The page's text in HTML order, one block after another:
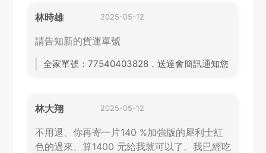
林時雄 2025-05-12
請告知新的貨運單號
全家單號：77540403828，送達會簡訊通知您
林大翔 2025-05-12
不用退、你再寄一片140 %加強版的犀利士紅
色的過來、算1400 元給我就可以了。我已經吃